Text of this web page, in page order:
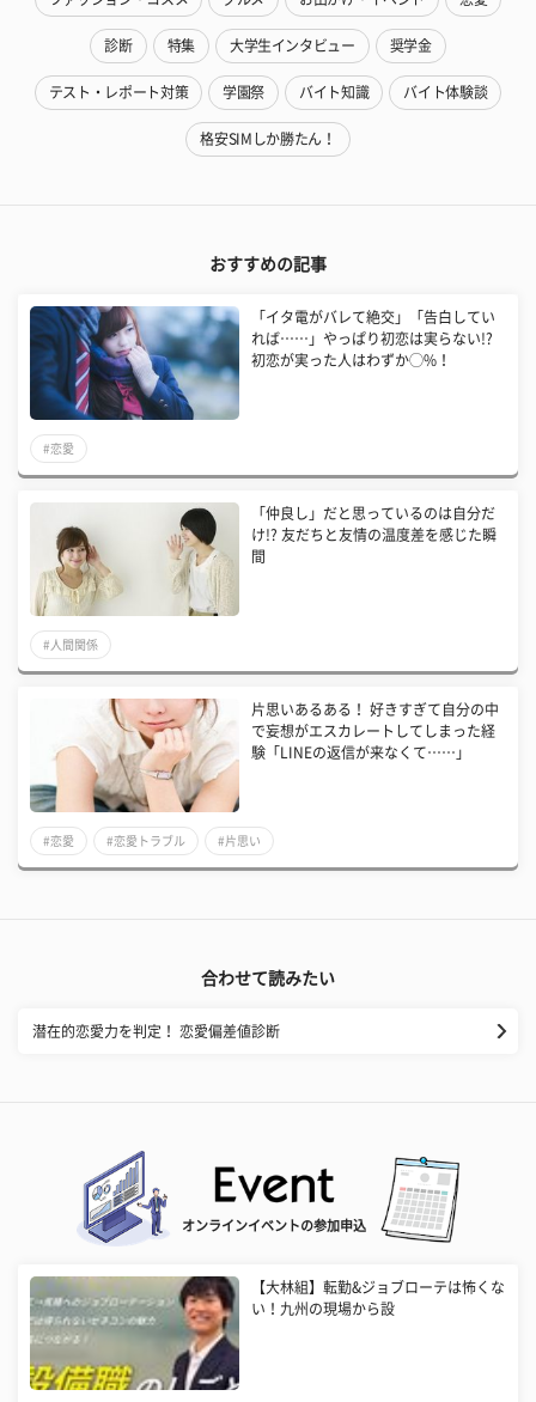
診断 特集 大学生インタビュー 奨学金
テスト・レポート対策 学園祭 バイト知識 バイト体験談
格安SIMしか勝たん！
おすすめの記事
「イタ電がバレて絶交」「告白してい
れば……」やっぱり初恋は実らない!?
初恋が実った人はわずか◯%！
#恋愛
「仲良し」だと思っているのは自分だ
け!? 友だちと友情の温度差を感じた瞬
間
#人間関係
片思いあるある！ 好きすぎて自分の中
で妄想がエスカレートしてしまった経
験「LINEの返信が来なくて……」
#恋愛 #恋愛トラブル #片思い
合わせて読みたい
潜在的恋愛力を判定！ 恋愛偏差値診断
オンラインイベントの参加申込
【大林組】転勤&ジョブローテは怖くな
い！九州の現場から設